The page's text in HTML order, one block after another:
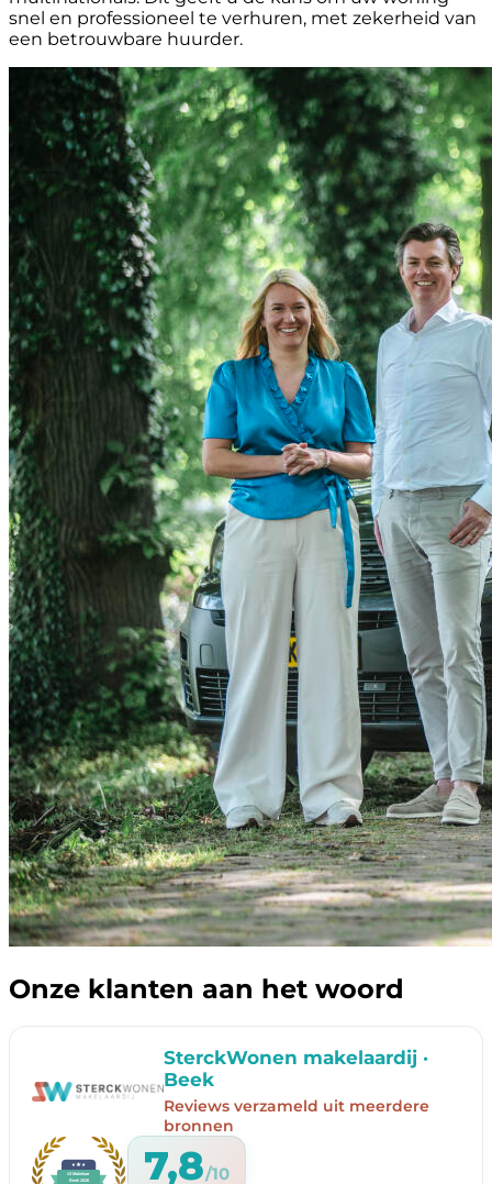
snel en professioneel te verhuren, met zekerheid van
een betrouwbare huurder.
Onze klanten aan het woord